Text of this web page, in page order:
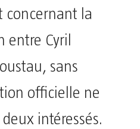
concernant la
entre Cyril
sans
officielle ne
intéressés.